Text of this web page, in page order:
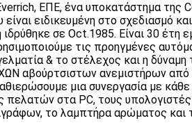
ΕΠΕ, ένα υποκατάστημα της
είναι ειδικευμένη στο σχεδιασμό
σε Oct.1985. Είναι 30 έτη
τις προηγμένες
& το στέλεχος και η δύναμη
αβούρτσιστων ανεμιστήρων
μια συνεργασία με
πελατών στα PC, τους
το λαμπτήρα αρώματος και